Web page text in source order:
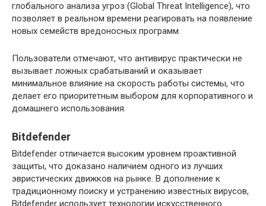
глобального анализа угроз (Global Threat Intelligence), что
позволяет в реальном времени реагировать на появление
новых семейств вредоносных программ.
Пользователи отмечают, что антивирус практически не
вызывает ложных срабатываний и оказывает
минимальное влияние на скорость работы системы, что
делает его приоритетным выбором для корпоративного и
домашнего использования.
Bitdefender
Bitdefender отличается высоким уровнем проактивной
защиты, что доказано наличием одного из лучших
эвристических движков на рынке. В дополнение к
традиционному поиску и устранению известных вирусов,
Bitdefender использует технологии искусственного